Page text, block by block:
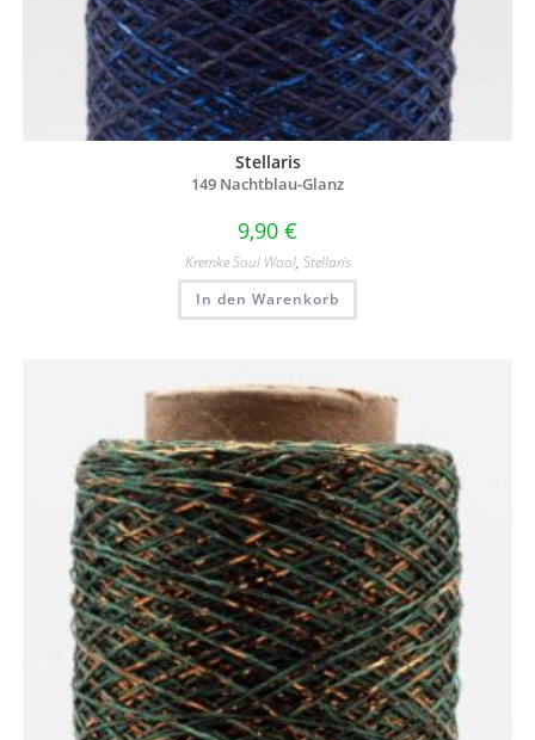
Stellaris
149 Nachtblau-Glanz
9,90 €
Kremke Soul Wool, Stellaris
In den Warenkorb